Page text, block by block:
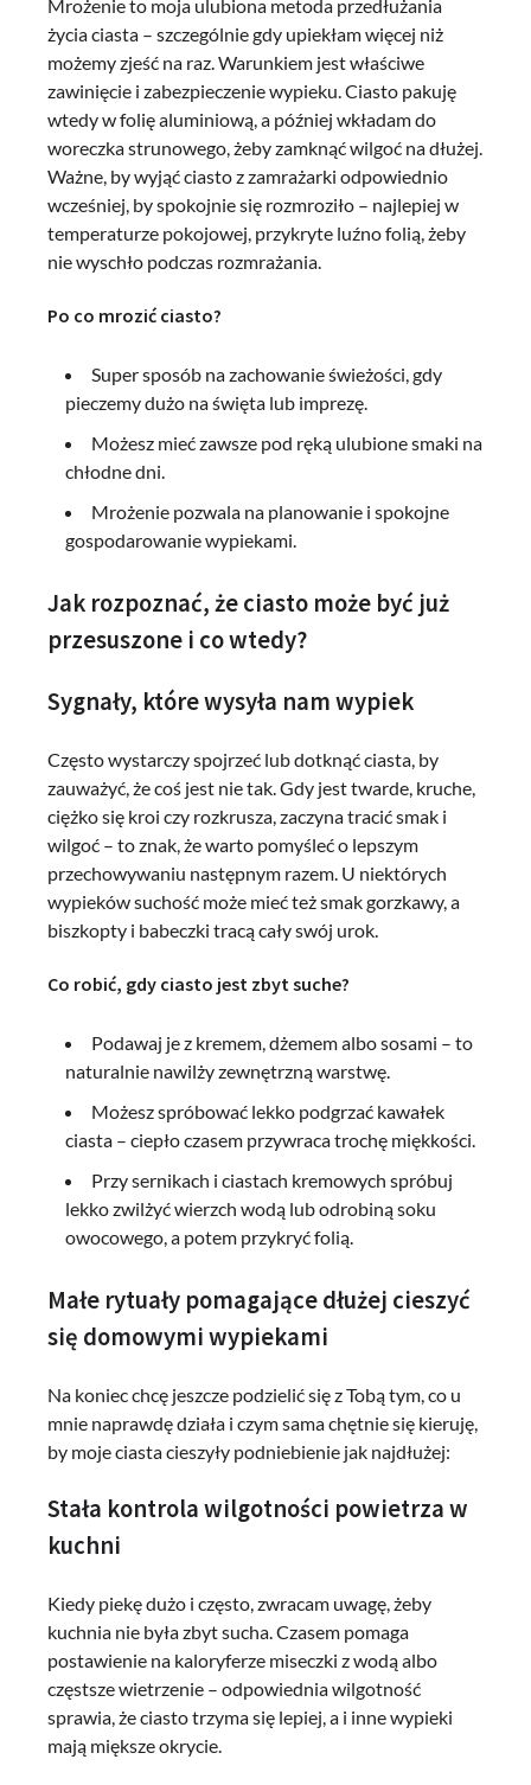
Mrożenie to moja ulubiona metoda przedłużania
życia ciasta – szczególnie gdy upiekłam więcej niż
możemy zjeść na raz. Warunkiem jest właściwe
zawinięcie i zabezpieczenie wypieku. Ciasto pakuję
wtedy w folię aluminiową, a później wkładam do
woreczka strunowego, żeby zamknąć wilgoć na dłużej.
Ważne, by wyjąć ciasto z zamrażarki odpowiednio
wcześniej, by spokojnie się rozmroziło – najlepiej w
temperaturze pokojowej, przykryte luźno folią, żeby
nie wyschło podczas rozmrażania.
Po co mrozić ciasto?
Super sposób na zachowanie świeżości, gdy
pieczemy dużo na święta lub imprezę.
Możesz mieć zawsze pod ręką ulubione smaki na
chłodne dni.
Mrożenie pozwala na planowanie i spokojne
gospodarowanie wypiekami.
Jak rozpoznać, że ciasto może być już
przesuszone i co wtedy?
Sygnały, które wysyła nam wypiek
Często wystarczy spojrzeć lub dotknąć ciasta, by
zauważyć, że coś jest nie tak. Gdy jest twarde, kruche,
ciężko się kroi czy rozkrusza, zaczyna tracić smak i
wilgoć – to znak, że warto pomyśleć o lepszym
przechowywaniu następnym razem. U niektórych
wypieków suchość może mieć też smak gorzkawy, a
biszkopty i babeczki tracą cały swój urok.
Co robić, gdy ciasto jest zbyt suche?
Podawaj je z kremem, dżemem albo sosami – to
naturalnie nawilży zewnętrzną warstwę.
Możesz spróbować lekko podgrzać kawałek
ciasta – ciepło czasem przywraca trochę miękkości.
Przy sernikach i ciastach kremowych spróbuj
lekko zwilżyć wierzch wodą lub odrobiną soku
owocowego, a potem przykryć folią.
Małe rytuały pomagające dłużej cieszyć
się domowymi wypiekami
Na koniec chcę jeszcze podzielić się z Tobą tym, co u
mnie naprawdę działa i czym sama chętnie się kieruję,
by moje ciasta cieszyły podniebienie jak najdłużej:
Stała kontrola wilgotności powietrza w
kuchni
Kiedy piekę dużo i często, zwracam uwagę, żeby
kuchnia nie była zbyt sucha. Czasem pomaga
postawienie na kaloryferze miseczki z wodą albo
częstsze wietrzenie – odpowiednia wilgotność
sprawia, że ciasto trzyma się lepiej, a i inne wypieki
mają miększe okrycie.